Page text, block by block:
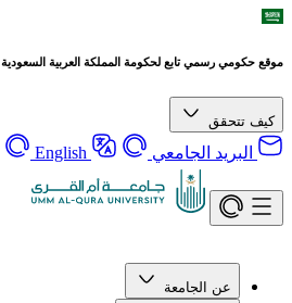
موقع حكومي رسمي تابع لحكومة المملكة العربية السعودية
كيف تتحقق
البريد الجامعي English
عن الجامعة